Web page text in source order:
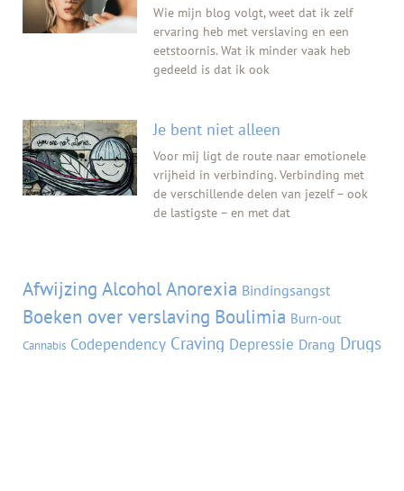
Wie mijn blog volgt, weet dat ik zelf
ervaring heb met verslaving en een
eetstoornis. Wat ik minder vaak heb
gedeeld is dat ik ook
Je bent niet alleen
Voor mij ligt de route naar emotionele
vrijheid in verbinding. Verbinding met
de verschillende delen van jezelf – ook
de lastigste – en met dat
Afwijzing AlcoholAnorexia Bindingsangst
Boeken over verslaving Boulimia Burn-out
Cannabis Codependency Craving Depressie Drang Drugs